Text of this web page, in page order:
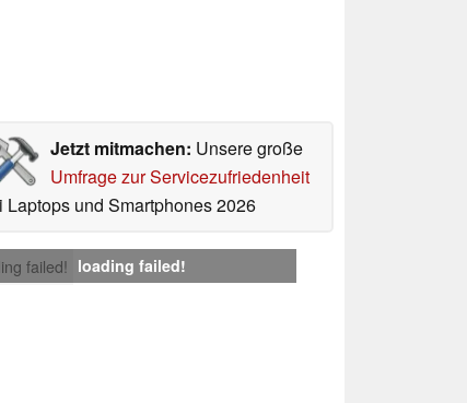
Jetzt mitmachen: Unsere große
Umfrage zur Servicezufriedenheit
Laptops und Smartphones 2026
failed! loading failed!